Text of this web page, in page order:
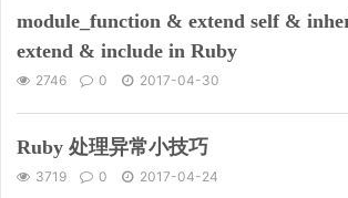
module_function & extend self &
extend & include in Ruby
2746 0 2017-04-30
Ruby 处理异常小技巧
3719 0 2017-04-24